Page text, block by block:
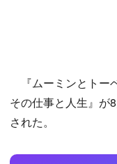
『ムーミンとトー
その仕事と人生』が
された。